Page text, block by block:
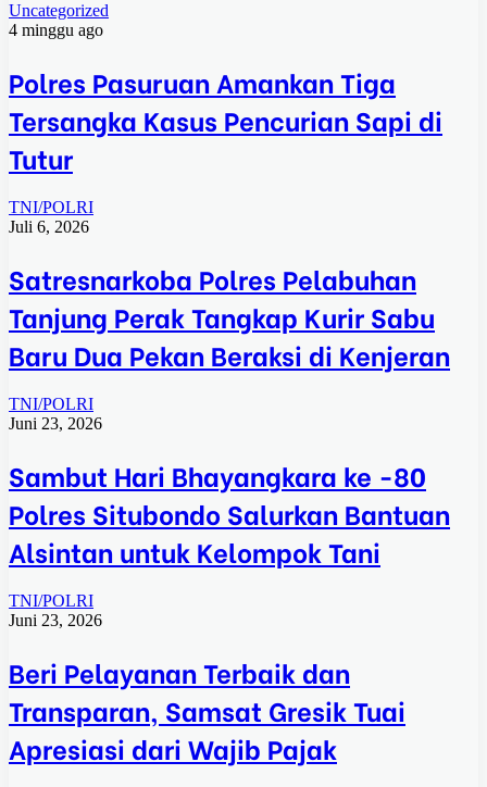
Uncategorized
4 minggu ago
Polres Pasuruan Amankan Tiga
Tersangka Kasus Pencurian Sapi di
Tutur
TNI/POLRI
Juli 6, 2026
Satresnarkoba Polres Pelabuhan
Tanjung Perak Tangkap Kurir Sabu
Baru Dua Pekan Beraksi di Kenjeran
TNI/POLRI
Juni 23, 2026
Sambut Hari Bhayangkara ke -80
Polres Situbondo Salurkan Bantuan
Alsintan untuk Kelompok Tani
TNI/POLRI
Juni 23, 2026
Beri Pelayanan Terbaik dan
Transparan, Samsat Gresik Tuai
Apresiasi dari Wajib Pajak